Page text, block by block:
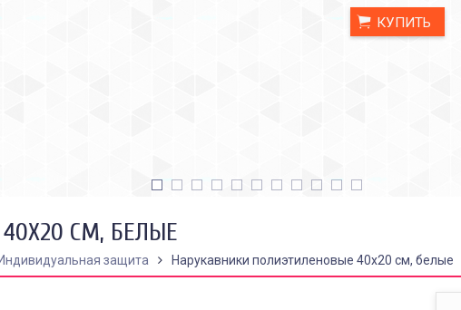
КУПИТЬ
СМ, БЕЛЫЕ
Индивидуальная защита
Нарукавники полиэтиленовые 40х20 см, белые